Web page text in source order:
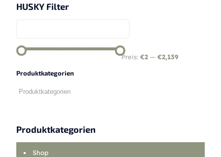
HUSKY Filter
Preis: €2 — €2,139
Produktkategorien
Produktkategorien
Shop